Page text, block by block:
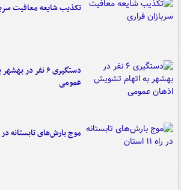
تکذیب شایعه معافیت
دستگیری ۶ نفر
عمومی
موج بارش‌های تابستانه در راه ۱۱